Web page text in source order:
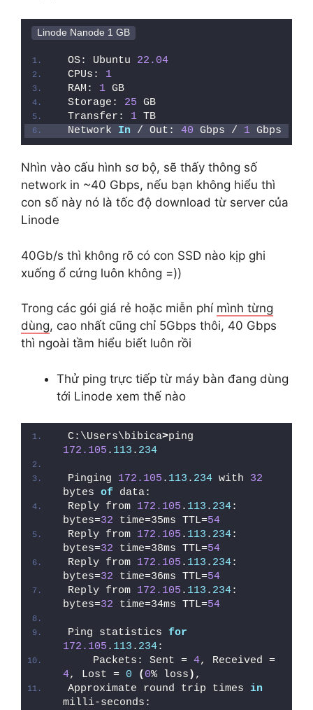
Linode Nanode 1 GB
OS: Ubuntu 22.04
CPUs: 1
RAM: 1 GB
Storage: 25 GB
Transfer: 1 TB
Network In / Out: 40 Gbps / 1 Gbps
Nhìn vào cấu hình sơ bộ, sẽ thấy thông số
network in ~40 Gbps, nếu bạn không hiểu thì
con số này nó là tốc độ download từ server của
Linode
40Gb/s thì không rõ có con SSD nào kịp ghi
xuống ổ cứng luôn không =))
Trong các gói giá rẻ hoặc miễn phí mình từng
dùng, cao nhất cũng chỉ 5Gbps thôi, 40 Gbps
thì ngoài tầm hiểu biết luôn rồi
Thử ping trực tiếp từ máy bàn đang dùng
tới Linode xem thế nào
C:\Users\bibica>
172.105 . 113 . 234
Pinging 172.105 . 113 . 234 with 32
bytes of data:
Reply from 172.105 . 113 . 234:
bytes=32 time=35ms TTL=54
Reply from 172.105 . 113 . 234:
bytes=32 time=38ms TTL=54
Reply from 172.105 . 113 . 234:
bytes=32 time=36ms TTL=54
Reply from 172.105 . 113 . 234:
bytes=32 time=34ms TTL=54
Ping statistics for
172.105 . 113 . 234:
    Packets: Sent =
4
4, Lost = 0 ( 0% loss ) ,
Approximate round trip times in
milli-seconds: